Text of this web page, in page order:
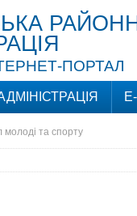
ПОРТАЛ
молоді та спорту